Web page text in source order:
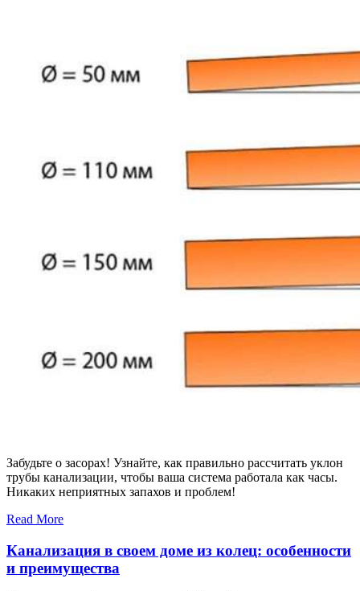
Забудьте о засорах! Узнайте, как правильно рассчитать уклон
трубы канализации, чтобы ваша система работала как часы.
Никаких неприятных запахов и проблем!
Read More
Канализация в своем доме из колец: особенности
и преимущества